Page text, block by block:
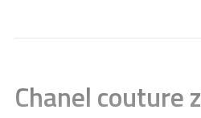
Chanel couture